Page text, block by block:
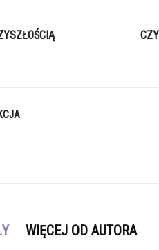
WIĘCEJ OD AUTORA